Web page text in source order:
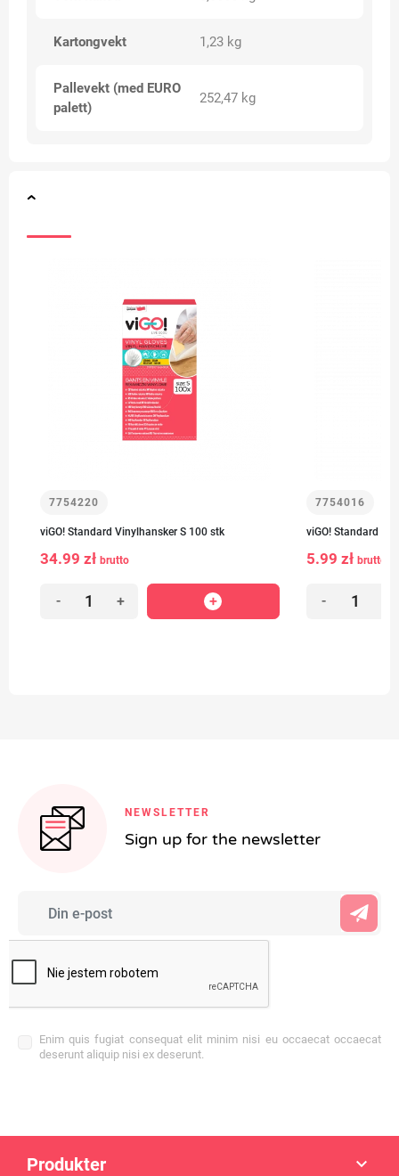
Kartongvekt 1,23 kg
Pallevekt (med EURO
palett)
252,47 kg
7754220
viGO! Standard Vinylhansker S 100 stk
34.99 zł brutto
- +
7754016
viGO! Standard
5.99 zł brutto
-
NEWSLETTER
Sign up for the newsletter
Enim quis fugiat consequat elit minim nisi eu occaecat occaecat
deserunt aliquip nisi ex deserunt.
Produkter 